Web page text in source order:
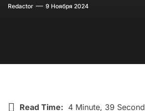
Redactor 9 Ноября 2024
Read Time: 4 Minute, 39 Second